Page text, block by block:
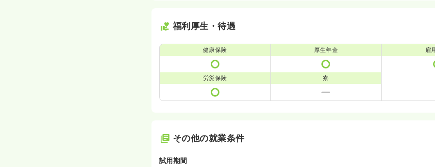
福利厚生・待遇
健康保険 厚生年金 雇
労災保険 寮
その他の就業条件
試用期間